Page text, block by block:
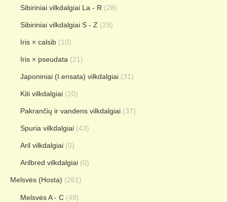
Sibiriniai vilkdalgiai La - R (28)
Sibiriniai vilkdalgiai S - Z (29)
Iris × calsib (10)
Iris × pseudata (21)
Japoniniai (I.ensata) vilkdalgiai (31)
Kiti vilkdalgiai (20)
Pakrančių ir vandens vilkdalgiai (37)
Spuria vilkdalgiai (43)
Aril vilkdalgiai (0)
Arilbred vilkdalgiai (0)
Melsvės (Hosta) (261)
Melsvės A - C (48)